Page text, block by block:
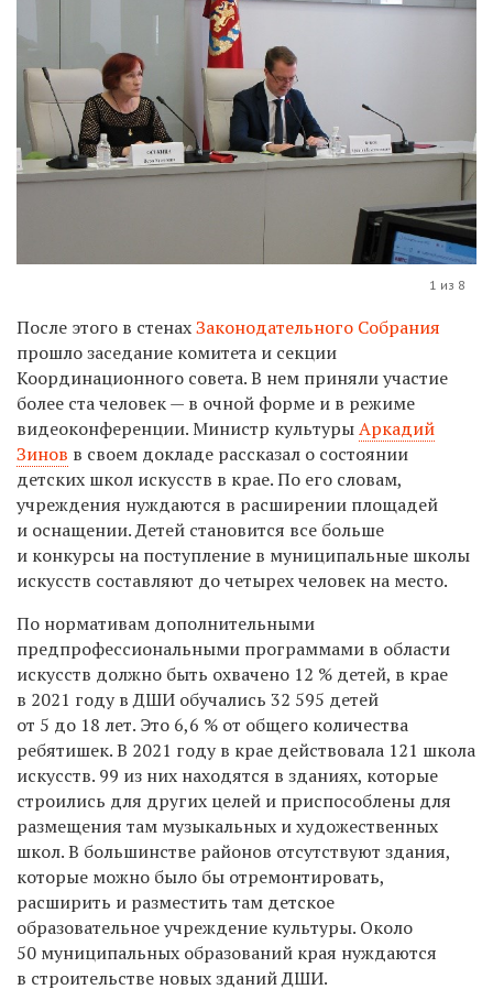
1 из 8
После этого в стенахЗаконодательного Собрания
прошло заседание комитета и секции
Координационного совета. В нем приняли участие
более ста человек — в очной форме и в режиме
видеоконференции. Министр культурыАркадий
Зинов в своем докладе рассказал о состоянии
детских школ искусств в крае. По его словам,
учреждения нуждаются в расширении площадей
и оснащении. Детей становится все больше
и конкурсы на поступление в муниципальные школы
искусств составляют до четырех человек на место.
По нормативам дополнительными
предпрофессиональными программами в области
искусств должно быть охвачено 12 % детей, в крае
в 2021 году в ДШИ обучались 32 595 детей
от 5 до 18 лет. Это 6,6 % от общего количества
ребятишек. В 2021 году в крае действовала 121 школа
искусств. 99 из них находятся в зданиях, которые
строились для других целей и приспособлены для
размещения там музыкальных и художественных
школ. В большинстве районов отсутствуют здания,
которые можно было бы отремонтировать,
расширить и разместить там детское
образовательное учреждение культуры. Около
50 муниципальных образований края нуждаются
в строительстве новых зданий ДШИ.